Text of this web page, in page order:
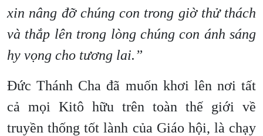
xin nâng đỡ chúng con trong giờ thử thách
và thắp lên trong lòng chúng con ánh sáng
hy vọng cho tương lai.”
Đức Thánh Cha đã muốn khơi lên nơi tất
cả mọi Kitô hữu trên toàn thế giới về
truyền thống tốt lành của Giáo hội, là chạy